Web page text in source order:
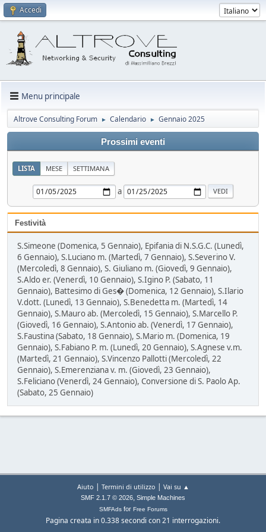
Accedi
Menu principale
Altrove Consulting Forum ► Calendario ► Gennaio 2025
Prossimi eventi
LISTA MESE SETTIMANA
a
Festività
S.Simeone (Domenica, 5 Gennaio), Epifania di N.S.G.C. (Lunedì,
6 Gennaio), S.Luciano m. (Martedì, 7 Gennaio), S.Severino V.
(Mercoledì, 8 Gennaio), S. Giuliano m. (Giovedì, 9 Gennaio),
S.Aldo er. (Venerdì, 10 Gennaio), S.Igino P. (Sabato, 11
Gennaio), Battesimo di Ges� (Domenica, 12 Gennaio), S.Ilario
V.dott. (Lunedì, 13 Gennaio), S.Benedetta m. (Martedì, 14
Gennaio), S.Mauro ab. (Mercoledì, 15 Gennaio), S.Marcello P.
(Giovedì, 16 Gennaio), S.Antonio ab. (Venerdì, 17 Gennaio),
S.Faustina (Sabato, 18 Gennaio), S.Mario m. (Domenica, 19
Gennaio), S.Fabiano P. m. (Lunedì, 20 Gennaio), S.Agnese v.m.
(Martedì, 21 Gennaio), S.Vincenzo Pallotti (Mercoledì, 22
Gennaio), S.Emerenziana v. m. (Giovedì, 23 Gennaio),
S.Feliciano (Venerdì, 24 Gennaio), Conversione di S. Paolo Ap.
(Sabato, 25 Gennaio)
Aiuto | Termini di utilizzo | Vai su ▲
SMF 2.1.7 © 2026, Simple Machines
SMFAdsfor Free Forums
Pagina creata in 0.338 secondi con 21 interrogazioni.